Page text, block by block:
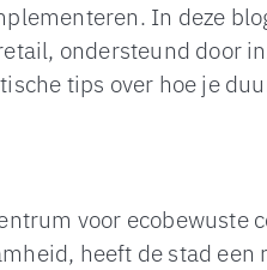
In deze
ondersteund door
tips over hoe je
voor ecobewuste
heeft de stad een